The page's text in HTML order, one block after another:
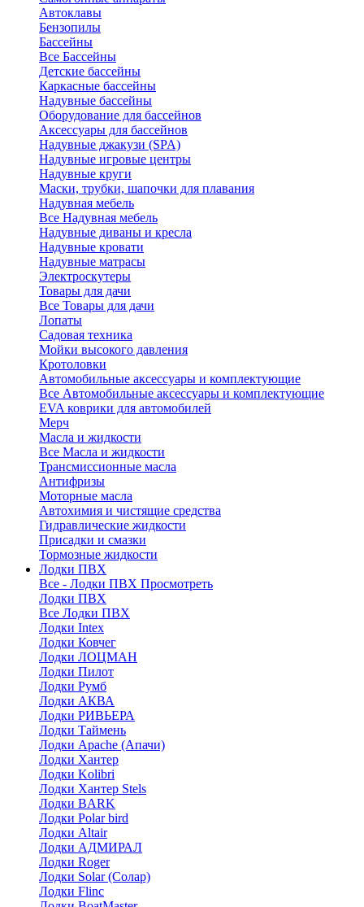
Автоклавы
Бензопилы
Бассейны
Все Бассейны
Детские бассейны
Каркасные бассейны
Надувные бассейны
Оборудование для бассейнов
Аксессуары для бассейнов
Надувные джакузи (SPA)
Надувные игровые центры
Надувные круги
Маски, трубки, шапочки для плавания
Надувная мебель
Все Надувная мебель
Надувные диваны и кресла
Надувные кровати
Надувные матрасы
Электроскутеры
Товары для дачи
Все Товары для дачи
Лопаты
Садовая техника
Мойки высокого давления
Кротоловки
Автомобильные аксессуары и комплектующие
Все Автомобильные аксессуары и комплектующие
EVA коврики для автомобилей
Мерч
Масла и жидкости
Все Масла и жидкости
Трансмиссионные масла
Антифризы
Моторные масла
Автохимия и чистящие средства
Гидравлические жидкости
Присадки и смазки
Тормозные жидкости
Лодки ПВХ
Все - Лодки ПВХ Просмотреть
Лодки ПВХ
Все Лодки ПВХ
Лодки Intex
Лодки Ковчег
Лодки ЛОЦМАН
Лодки Пилот
Лодки Румб
Лодки АКВА
Лодки РИВЬЕРА
Лодки Таймень
Лодки Apache (Апачи)
Лодки Хантер
Лодки Kolibri
Лодки Хантер Stels
Лодки BARK
Лодки Polar bird
Лодки Altair
Лодки АДМИРАЛ
Лодки Roger
Лодки Solar (Солар)
Лодки Flinc